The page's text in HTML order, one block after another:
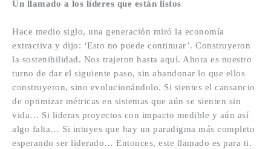
Un llamado a los líderes que están listos
Hace medio siglo, una generación miró la economía
extractiva y dijo: ‘Esto no puede continuar’. Construyeron
la sostenibilidad. Nos trajeron hasta aquí. Ahora es nuestro
turno de dar el siguiente paso, sin abandonar lo que ellos
construyeron, sino evolucionándolo. Si sientes el cansancio
de optimizar métricas en sistemas que aún se sienten sin
vida… Si lideras proyectos con impacto medible y aún así
algo falta… Si intuyes que hay un paradigma más completo
esperando ser liderado… Entonces, este llamado es para ti.